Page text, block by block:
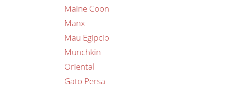
Maine Coon
Manx
Mau Egipcio
Munchkin
Oriental
Gato Persa